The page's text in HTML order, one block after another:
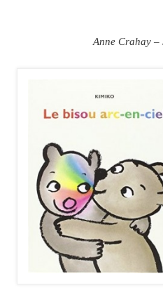
Anne Crahay –